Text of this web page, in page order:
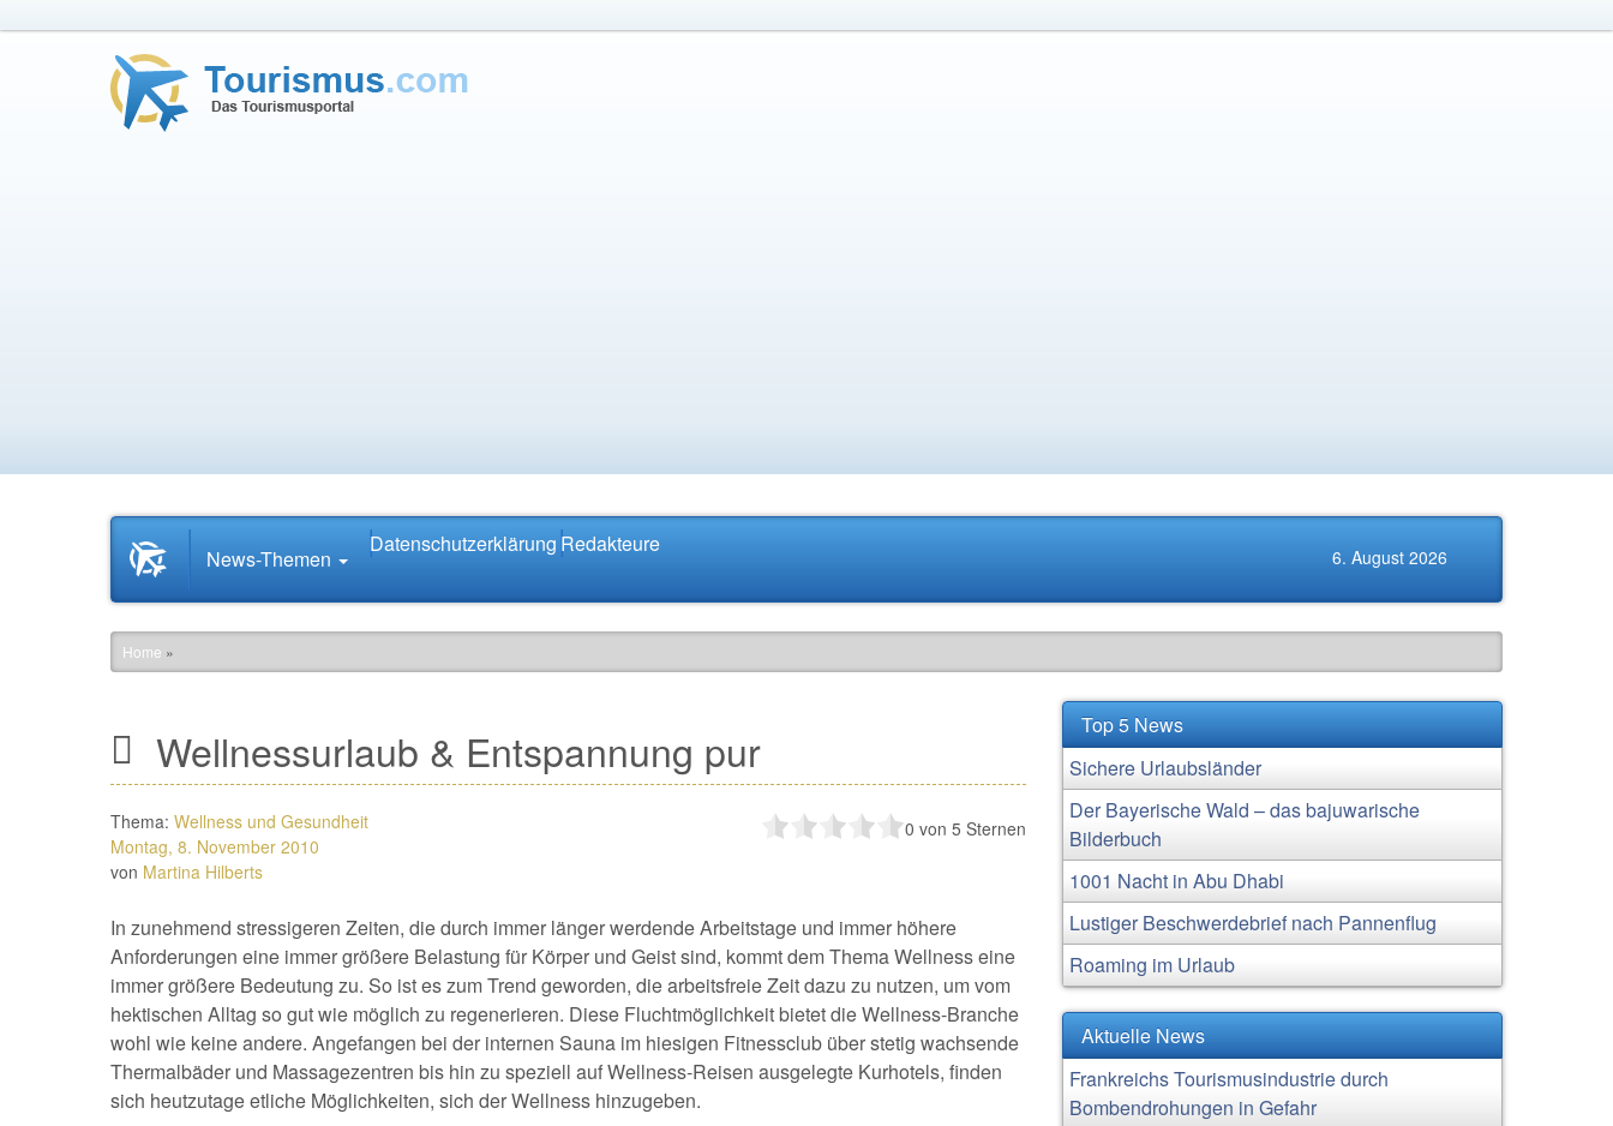
Startseite
News.Tourismus.com
News-Themen
Datenschutzerklärung Redakteure 6. August 2026
Home »
Wellnessurlaub & Entspannung pur
Thema: Wellness und Gesundheit
Montag, 8. November 2010
von Martina Hilberts
0 von 5 Sternen
In zunehmend stressigeren Zeiten, die durch immer länger werdende Arbeitstage und immer höhere
Anforderungen eine immer größere Belastung für Körper und Geist sind, kommt dem Thema Wellness eine
immer größere Bedeutung zu. So ist es zum Trend geworden, die arbeitsfreie Zeit dazu zu nutzen, um vom
hektischen Alltag so gut wie möglich zu regenerieren. Diese Fluchtmöglichkeit bietet die Wellness-Branche
wohl wie keine andere. Angefangen bei der internen Sauna im hiesigen Fitnessclub über stetig wachsende
Thermalbäder und Massagezentren bis hin zu speziell auf Wellness-Reisen ausgelegte Kurhotels, finden
sich heutzutage etliche Möglichkeiten, sich der Wellness hinzugeben.
Top 5 News
Sichere Urlaubsländer
Der Bayerische Wald – das bajuwarische
Bilderbuch
1001 Nacht in Abu Dhabi
Lustiger Beschwerdebrief nach Pannenflug
Roaming im Urlaub
Aktuelle News
Frankreichs Tourismusindustrie durch
Bombendrohungen in Gefahr